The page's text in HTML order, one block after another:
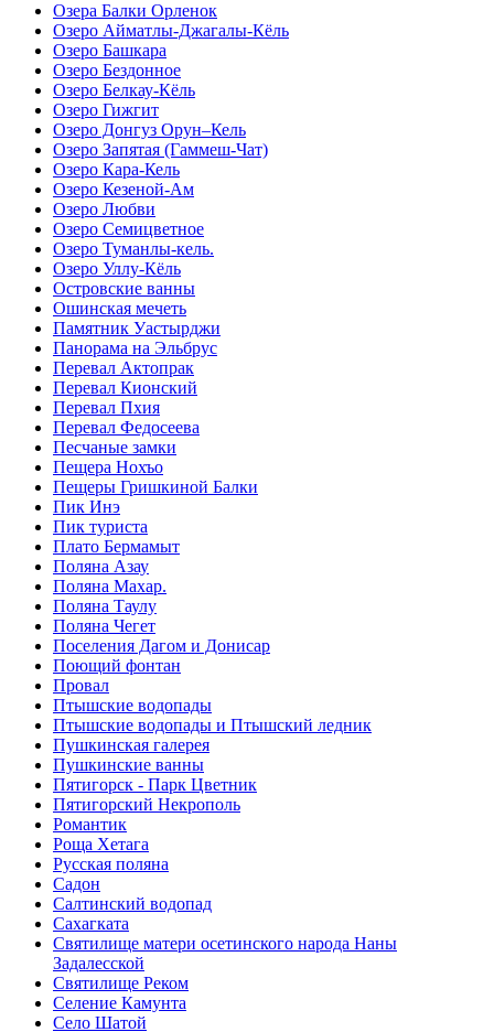
Озера Балки Орленок
Озеро Айматлы-Джагалы-Кёль
Озеро Башкара
Озеро Бездонное
Озеро Белкау-Кёль
Озеро Гижгит
Озеро Донгуз Орун–Кель
Озеро Запятая (Гаммеш-Чат)
Озеро Кара-Кель
Озеро Кезеной-Ам
Озеро Любви
Озеро Семицветное
Озеро Туманлы-кель.
Озеро Уллу-Кёль
Островские ванны
Ошинская мечеть
Памятник Уастырджи
Панорама на Эльбрус
Перевал Актопрак
Перевал Кионский
Перевал Пхия
Перевал Федосеева
Песчаные замки
Пещера Нохъо
Пещеры Гришкиной Балки
Пик Инэ
Пик туриста
Плато Бермамыт
Поляна Азау
Поляна Махар.
Поляна Таулу
Поляна Чегет
Поселения Дагом и Донисар
Поющий фонтан
Провал
Птышские водопады
Птышские водопады и Птышский ледник
Пушкинская галерея
Пушкинские ванны
Пятигорск - Парк Цветник
Пятигорский Некрополь
Романтик
Роща Хетага
Русская поляна
Садон
Салтинский водопад
Сахагката
Святилище матери осетинского народа Наны
Задалесской
Святилище Реком
Селение Камунта
Село Шатой